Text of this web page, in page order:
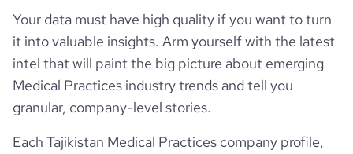
Your data must have high quality if you want to turn
it into valuable insights. Arm yourself with the latest
intel that will paint the big picture about emerging
Medical Practices industry trends and tell you
granular, company-level stories.
Each Tajikistan Medical Practices company profile,